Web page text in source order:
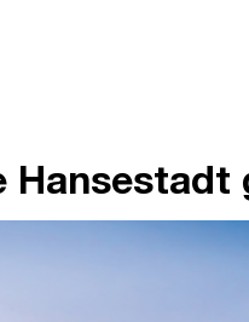
Hansestadt